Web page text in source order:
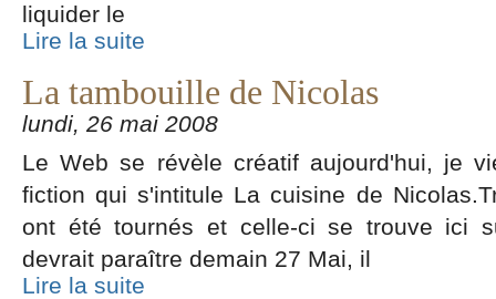
liquider le
Lire la suite
La tambouille de Nicolas
lundi, 26 mai 2008
Le Web se révèle créatif aujourd'hui, je
fiction qui s'intitule La cuisine de
ont été tournés et celle-ci se trouve ici
devrait paraître demain 27 Mai, il
Lire la suite